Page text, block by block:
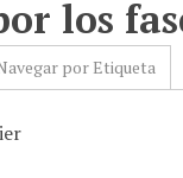
los
por Etiqueta